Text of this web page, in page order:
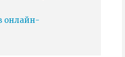
онлайн-